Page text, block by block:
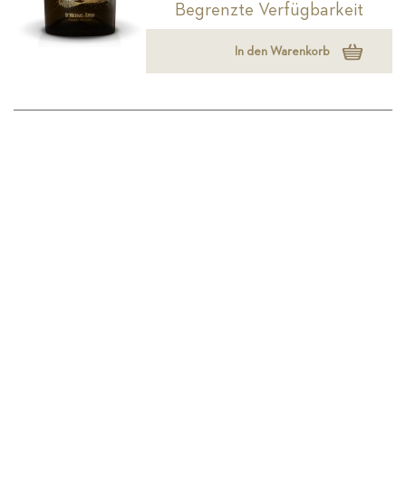
Begrenzte Verfügbarkeit
In den Warenkorb